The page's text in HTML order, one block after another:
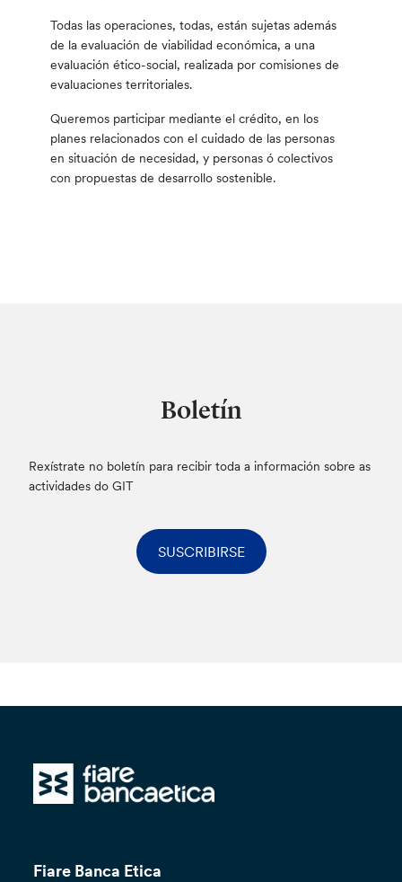
Todas las operaciones, todas, están sujetas además
de la evaluación de viabilidad económica, a una
evaluación ético-social, realizada por comisiones de
evaluaciones territoriales.
Queremos participar mediante el crédito, en los
planes relacionados con el cuidado de las personas
en situación de necesidad, y personas ó colectivos
con propuestas de desarrollo sostenible.
Boletín
Rexístrate no boletín para recibir toda a información sobre as
actividades do GIT
SUSCRIBIRSE
Fiare Banca Etica